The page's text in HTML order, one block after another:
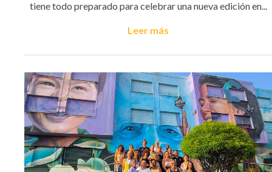
tiene todo preparado para celebrar una nueva edición en...
Leer más